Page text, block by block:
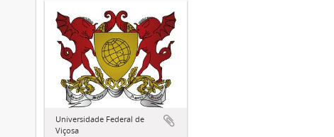
Universidade Federal de
Viçosa